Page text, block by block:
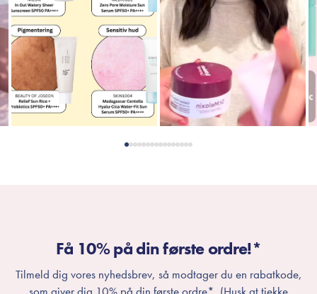
Få 10% på din første ordre!*
Tilmeld dig vores nyhedsbrev, så modtager du en rabatkode,